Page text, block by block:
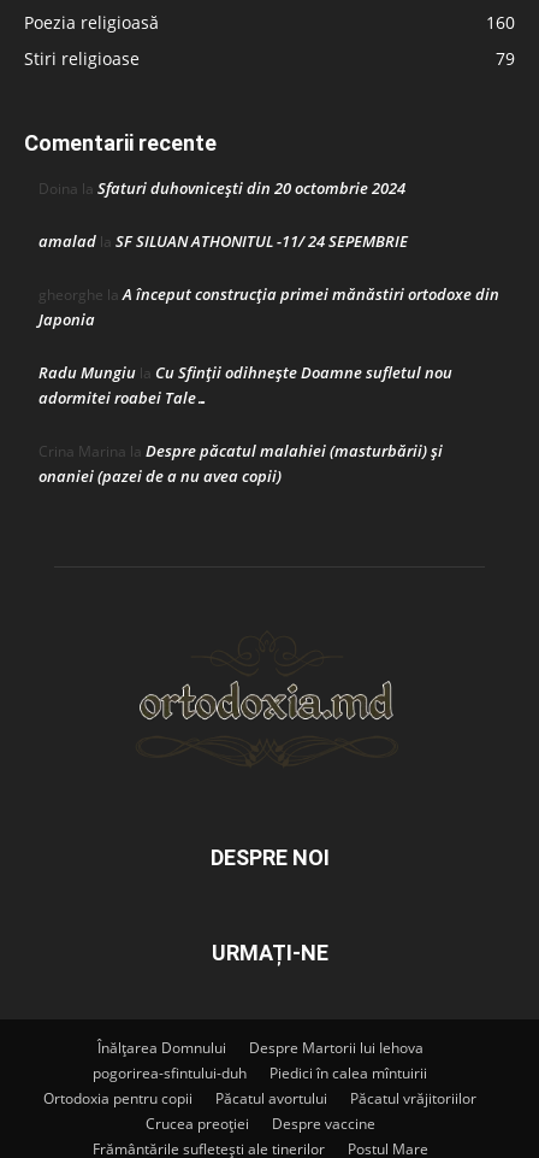
Poezia religioasă
160
Stiri religioase
79
Comentarii recente
Doina la Sfaturi duhovnicești din 20 octombrie 2024
amalad la SF SILUAN ATHONITUL -11/ 24 SEPEMBRIE
gheorghe laA început construcţia primei mănăstiri ortodoxe din
Japonia
Radu Mungiu la Cu Sfinții odihnește Doamne sufletul nou
adormitei roabei Tale…
Crina Marina la Despre păcatul malahiei (masturbării) şi
onaniei (pazei de a nu avea copii)
DESPRE NOI
URMAȚI-NE
Înălțarea Domnului
Despre Martorii lui Iehova
pogorirea-sfintului-duh
Piedici în calea mîntuirii
Ortodoxia pentru copii
Păcatul avortului
Păcatul vrăjitoriilor
Crucea preoției
Despre vaccine
Frământările sufletești ale tinerilor
Postul Mare